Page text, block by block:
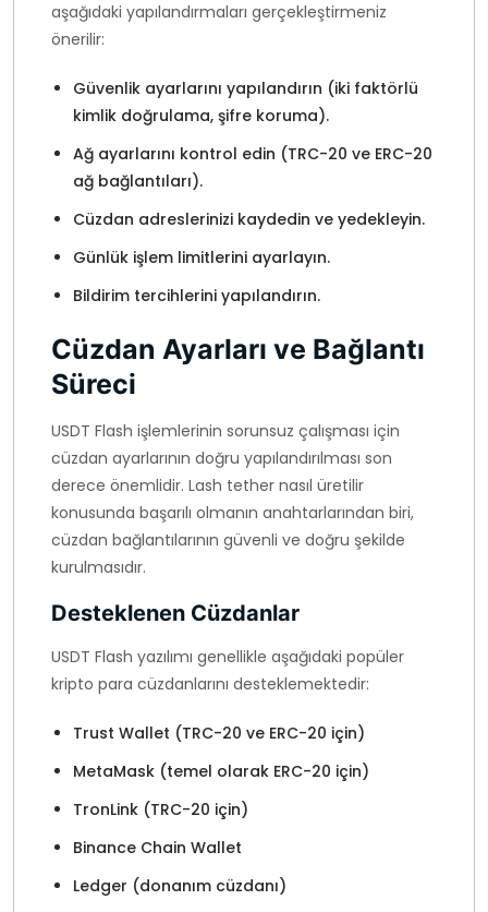
aşağıdaki yapılandırmaları gerçekleştirmeniz
önerilir:
Güvenlik ayarlarını yapılandırın (iki faktörlü
kimlik doğrulama, şifre koruma).
Ağ ayarlarını kontrol edin (TRC-20 ve ERC-20
ağ bağlantıları).
Cüzdan adreslerinizi kaydedin ve yedekleyin.
Günlük işlem limitlerini ayarlayın.
Bildirim tercihlerini yapılandırın.
Cüzdan Ayarları ve Bağlantı
Süreci
USDT Flash işlemlerinin sorunsuz çalışması için
cüzdan ayarlarının doğru yapılandırılması son
derece önemlidir. Lash tether nasıl üretilir
konusunda başarılı olmanın anahtarlarından biri,
cüzdan bağlantılarının güvenli ve doğru şekilde
kurulmasıdır.
Desteklenen Cüzdanlar
USDT Flash yazılımı genellikle aşağıdaki popüler
kripto para cüzdanlarını desteklemektedir:
Trust Wallet (TRC-20 ve ERC-20 için)
MetaMask (temel olarak ERC-20 için)
TronLink (TRC-20 için)
Binance Chain Wallet
Ledger (donanım cüzdanı)